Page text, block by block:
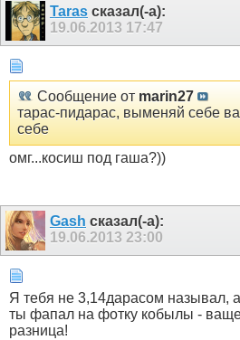
Taras сказал(-а):
19.06.2013 17:47
Сообщение от marin27
тарас-пидарас, выменяй себе
себе
омг...косиш под гаша?))
Gash сказал(-а):
19.06.2013 23:00
Я тебя не 3,14дapacoм называл,
ты фапал на фотку кобылы -
разница!